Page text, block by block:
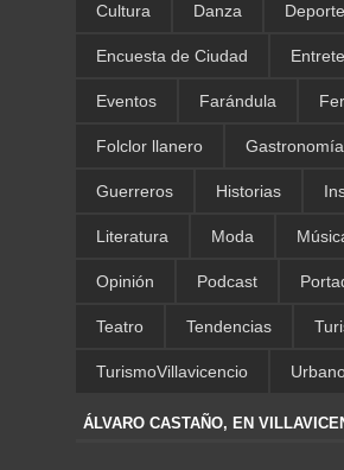
Cultura Danza
Encuesta de Ciudad
Eventos Farándula
Folclor llanero Gastronomía
Guerreros Historias
Literatura Moda
Opinión Podcast
Teatro Tendencias
TurismoVillavicencio
ÁLVARO CASTAÑO, EN